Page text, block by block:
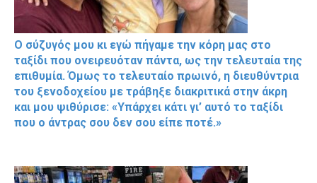
Ο σύζυγός μου κι εγώ πήγαμε την κόρη μας στο
ταξίδι που ονειρευόταν πάντα, ως την τελευταία της
επιθυμία. Όμως το τελευταίο πρωινό, η διευθύντρια
του ξενοδοχείου με τράβηξε διακριτικά στην άκρη
και μου ψιθύρισε: «Υπάρχει κάτι γι’ αυτό το ταξίδι
που ο άντρας σου δεν σου είπε ποτέ.»